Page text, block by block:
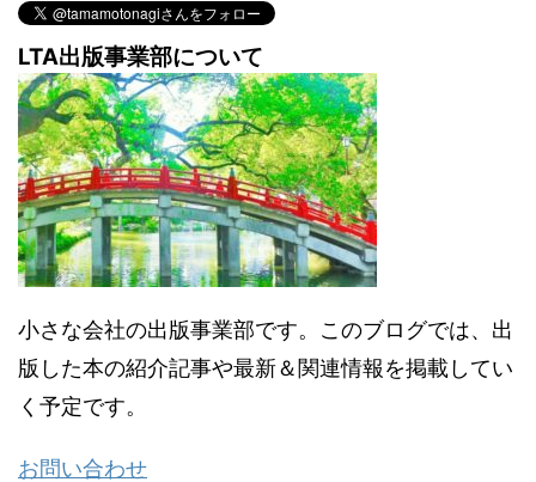
LTA出版事業部について
小さな会社の出版事業部です。このブログでは、出
版した本の紹介記事や最新＆関連情報を掲載してい
く予定です。
お問い合わせ